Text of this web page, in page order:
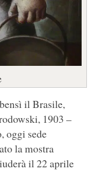
il Brasile,
1903 –
oggi sede
la mostra
il 22 aprile